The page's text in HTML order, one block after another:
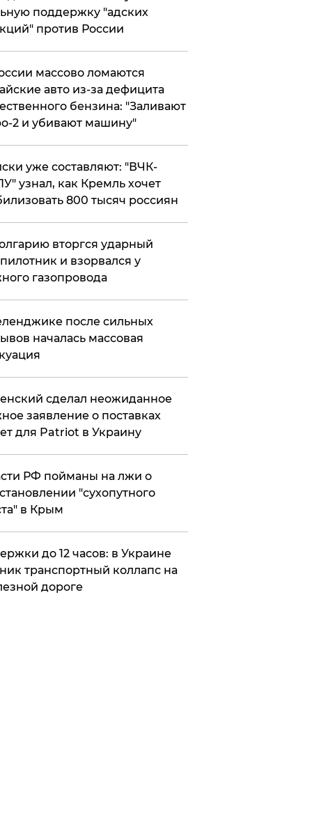
поддержку "адских
против России
массово ломаются
авто из-за дефицита
бензина: "Заливают
2 и убивают машину"
уже составляют: "ВЧК-
узнал, как Кремль хочет
800 тысяч россиян
вторгся ударный
и взорвался у
газопровода
после сильных
началась массовая
сделал неожиданное
заявление о поставках
для Patriot в Украину
РФ пойманы на лжи о
"сухопутного
в Крым
до 12 часов: в Украине
транспортный коллапс на
дороге